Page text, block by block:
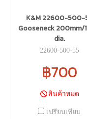
K&M 22600-500-
Gooseneck 200mm/
dia.
22600-500-55
฿700
สินค้าหมด
เปรียบเทียบ